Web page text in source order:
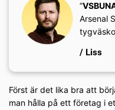
”
Arsenal
/ Liss
Först är det lika bra att
man hålla på ett företag i